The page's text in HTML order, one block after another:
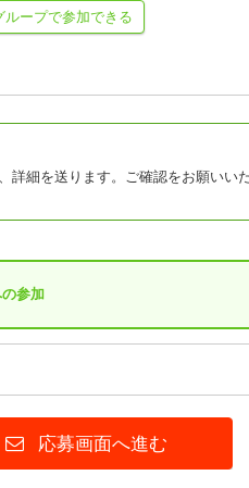
ループで参加できる
詳細を送ります。ご確認をお願いい
参加
応募画面へ進む